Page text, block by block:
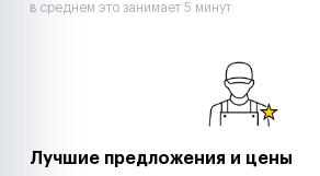
в среднем это занимает 5 минут
Лучшие предложения и цены